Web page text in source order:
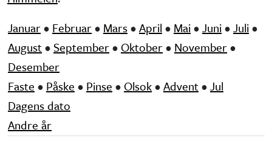
Januar• Februar• Mars•April • Mai•Juni•Juli•
August• September• Oktober• November•
Desember
Faste • Påske • Pinse • Olsok•Advent•Jul
Dagens dato
Andre år